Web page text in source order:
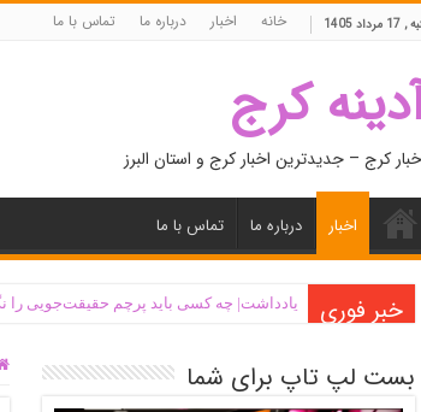
مرداد 1405 خانه اخبار درباره ما تماس با ما
کرج
کرج – جدیدترین اخبار کرج و استان البرز
اخبار درباره ما تماس با ما
خبر فوری یادداشت| ‌چه کسی باید پرچم حقیقت‌جویی را
بست لپ تاپ برای شما